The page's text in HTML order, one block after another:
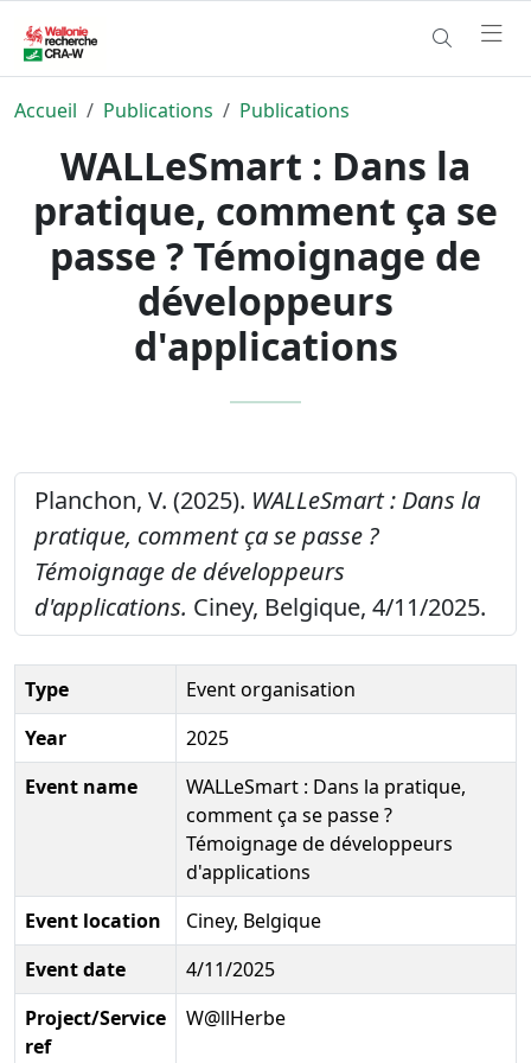
Accueil Publications Publications
WALLeSmart : Dans la
pratique, comment ça se
passe ? Témoignage de
développeurs
d'applications
Planchon, V. (2025). WALLeSmart : Dans la
pratique, comment ça se passe ?
Témoignage de développeurs
d'applications. Ciney, Belgique, 4/11/2025.
Type
Event organisation
Year
2025
Event name
WALLeSmart : Dans la pratique,
comment ça se passe ?
Témoignage de développeurs
d'applications
Event location
Ciney, Belgique
Event date
4/11/2025
Project/Service
ref
W@llHerbe